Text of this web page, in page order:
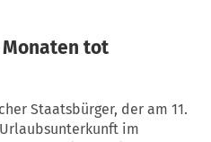
tot
Staatsbürger, der am 11.
im